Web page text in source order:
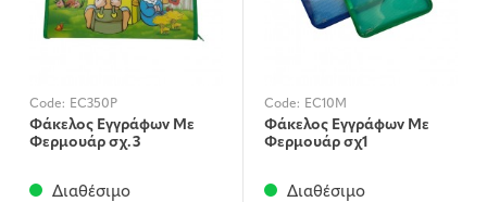
Code: EC350P
Φάκελος Εγγράφων Με
Φερμουάρ σχ.3
Διαθέσιμο
Code: EC10M
Φάκελος Εγγράφων Με
Φερμουάρ σχ1
Διαθέσιμο